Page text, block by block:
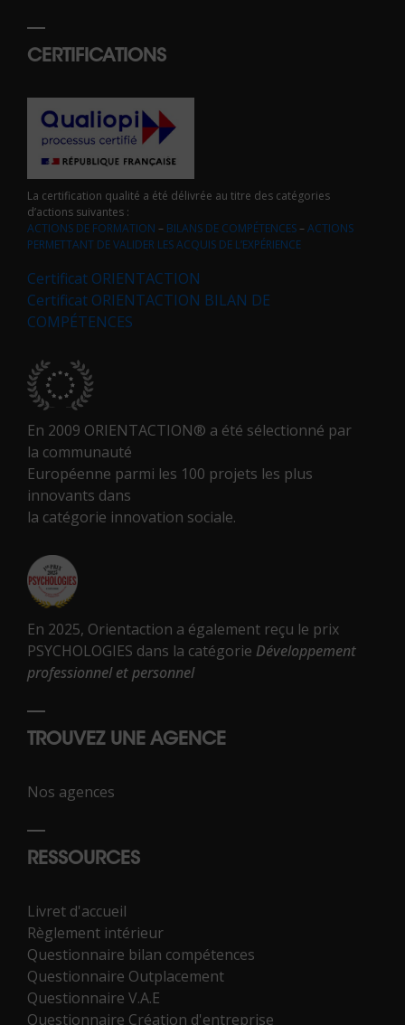
CERTIFICATIONS
La certification qualité a été délivrée au titre des catégories
d’actions suivantes :
ACTIONS DE FORMATION – BILANS DE COMPÉTENCES–ACTIONS
PERMETTANT DE VALIDER LES ACQUIS DE L’EXPÉRIENCE
Certificat ORIENTACTION
Certificat ORIENTACTION BILAN DE
COMPÉTENCES
En 2009 ORIENTACTION® a été sélectionné par
la communauté
Européenne parmi les 100 projets les plus
innovants dans
la catégorie innovation sociale.
En 2025, Orientaction a également reçu le prix
PSYCHOLOGIES dans la catégorie Développement
professionnel et personnel
TROUVEZ UNE AGENCE
Nos agences
RESSOURCES
Livret d'accueil
Règlement intérieur
Questionnaire bilan compétences
Questionnaire Outplacement
Questionnaire V.A.E
Questionnaire Création d'entreprise